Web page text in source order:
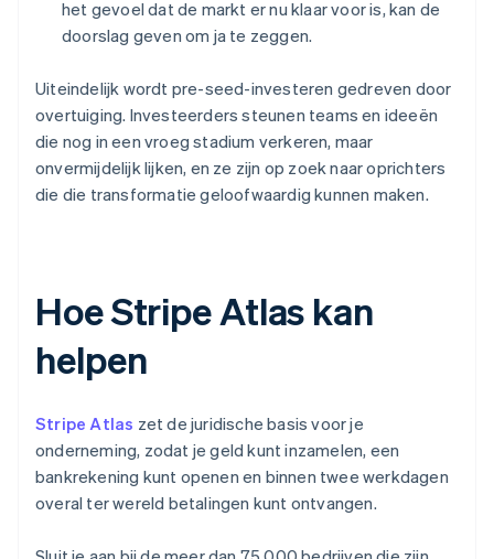
het gevoel dat de markt er nu klaar voor is, kan de
doorslag geven om ja te zeggen.
Uiteindelijk wordt pre-seed-investeren gedreven door
overtuiging. Investeerders steunen teams en ideeën
die nog in een vroeg stadium verkeren, maar
onvermijdelijk lijken, en ze zijn op zoek naar oprichters
die die transformatie geloofwaardig kunnen maken.
Hoe Stripe Atlas kan
helpen
Stripe Atlas zet de juridische basis voor je
onderneming, zodat je geld kunt inzamelen, een
bankrekening kunt openen en binnen twee werkdagen
overal ter wereld betalingen kunt ontvangen.